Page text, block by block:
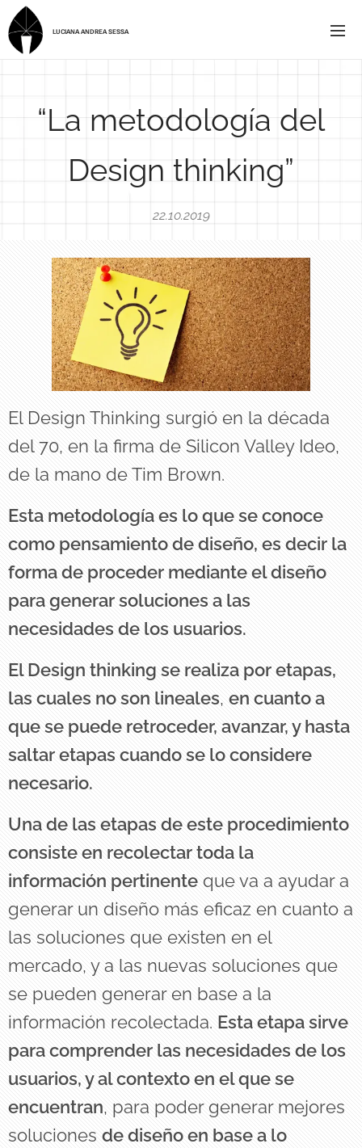
LUCIANA ANDREA SESSA
“La metodología del
Design thinking”
22.10.2019
El Design Thinking surgió en la década
del 70, en la firma de Silicon Valley Ideo,
de la mano de Tim Brown.
Esta metodología es lo que se conoce
como pensamiento de diseño, es decir la
forma de proceder mediante el diseño
para generar soluciones a las
necesidades de los usuarios.
El Design thinking se realiza por etapas,
las cuales no son lineales, en cuanto a
que se puede retroceder, avanzar, y hasta
saltar etapas cuando se lo considere
necesario.
Una de las etapas de este procedimiento
consiste en recolectar toda la
información pertinente que va a ayudar a
generar un diseño más eficaz en cuanto a
las soluciones que existen en el
mercado, y a las nuevas soluciones que
se pueden generar en base a la
información recolectada. Esta etapa sirve
para comprender las necesidades de los
usuarios, y al contexto en el que se
encuentran, para poder generar mejores
soluciones de diseño en base a lo